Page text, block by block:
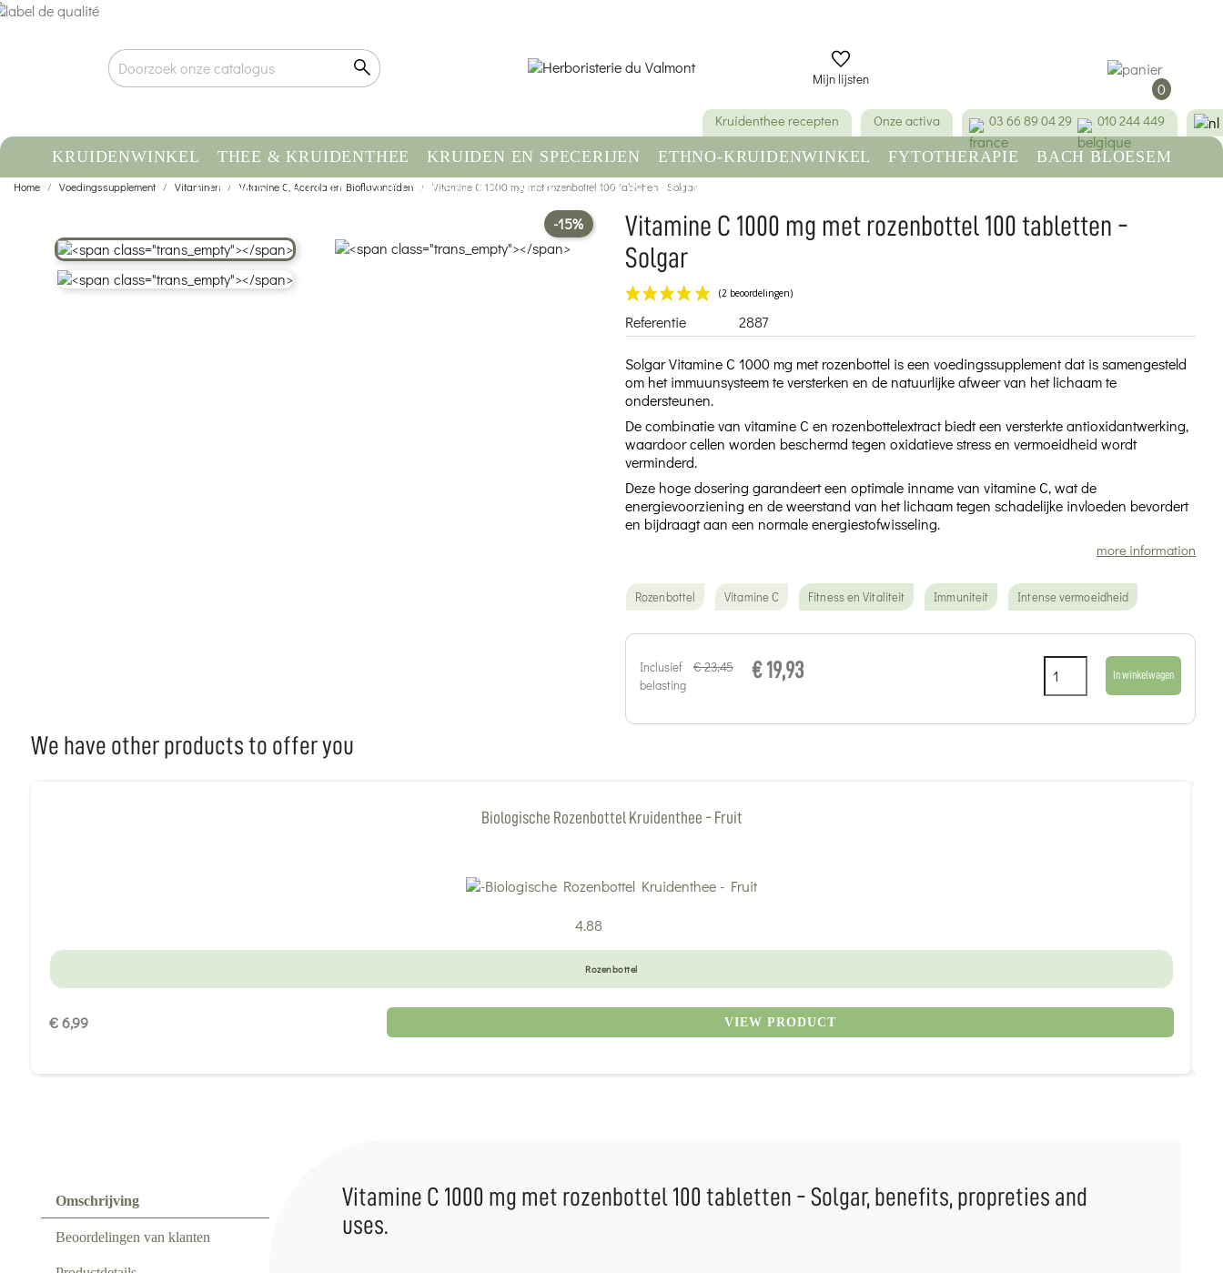
Mijn lijsten 0
Kruidenthee recepten Onze activa 03 66 89 04 29 010 244 449
KRUIDENWINKEL THEE & KRUIDENTHEE KRUIDEN EN SPECERIJEN ETHNO-KRUIDENWINKEL FYTOTHERAPIE
BACH BLOESEM
ETHERISCHE OLIE
VOEDINGSSUPPLEMENT GEZONDHEID & WELZIJN
Home Voedingssupplement Vitaminen Vitamine C, Acerola en Bioflavonoïden Vitamine C 1000 mg met rozenbottel 100 tabletten - Solgar
-15%
Vitamine C 1000 mg met rozenbottel 100 tabletten -
Solgar
Referentie 2887
Solgar Vitamine C 1000 mg met rozenbottel is een voedingssupplement dat is samengesteld
om het immuunsysteem te versterken en de natuurlijke afweer van het lichaam te
ondersteunen.
De combinatie van vitamine C en rozenbottelextract biedt een versterkte antioxidantwerking,
waardoor cellen worden beschermd tegen oxidatieve stress en vermoeidheid wordt
verminderd.
Deze hoge dosering garandeert een optimale inname van vitamine C, wat de
energievoorziening en de weerstand van het lichaam tegen schadelijke invloeden bevordert
en bijdraagt aan een normale energiestofwisseling.
more information
Rozenbottel Vitamine C Fitness en Vitaliteit Immuniteit Intense vermoeidheid
Inclusief
belasting
€ 23,45 € 19,93 In winkelwagen
Omschrijving
Beoordelingen van klanten
Vitamine C 1000 mg met rozenbottel 100 tabletten - Solgar, benefits, propreties and
uses.
We have other products to offer you
Biologische Rozenbottel Kruidenthee - Fruit
4.88
Rozenbottel
€ 6,99 VIEW PRODUCT